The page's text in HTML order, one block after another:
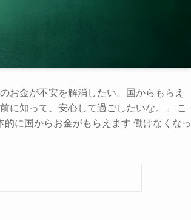
お金が不安を解消したい。国からもらえ
に知って、安心して過ごしたいな。」 こ
に国からお金がもらえます 働けなくなっ